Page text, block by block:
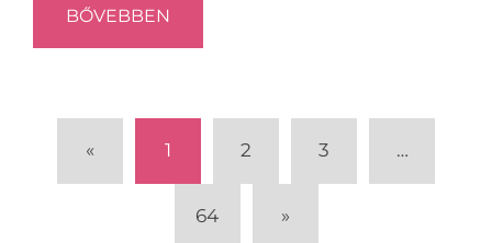
BŐVEBBEN
« 1 2 3 …
64 »